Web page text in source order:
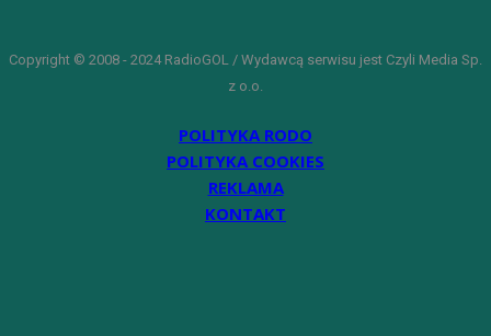
Copyright © 2008 - 2024 RadioGOL / Wydawcą serwisu jest Czyli Media Sp.
z o.o.
POLITYKA RODO
POLITYKA COOKIES
REKLAMA
KONTAKT